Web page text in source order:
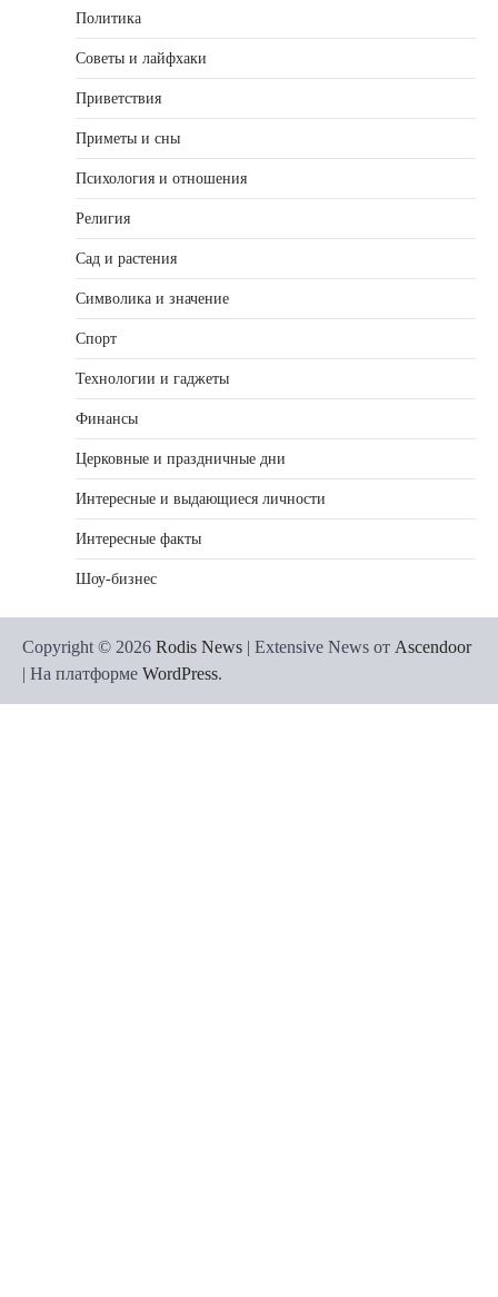
Политика
Советы и лайфхаки
Приветствия
Приметы и сны
Психология и отношения
Религия
Сад и растения
Символика и значение
Спорт
Технологии и гаджеты
Финансы
Церковные и праздничные дни
Интересные и выдающиеся личности
Интересные факты
Шоу-бизнес
Copyright © 2026 Rodis News | Extensive News от Ascendoor
| На платформе WordPress.